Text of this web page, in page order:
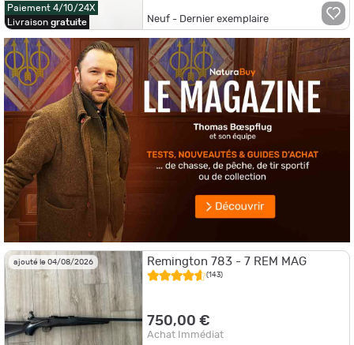
Paiement 4/10/24X
Livraison gratuite Neuf - Dernier exemplaire
ajouté le 04/08/2026 Remington 783 - 7 REM MAG
(143)
750,00 €
Achat Immédiat